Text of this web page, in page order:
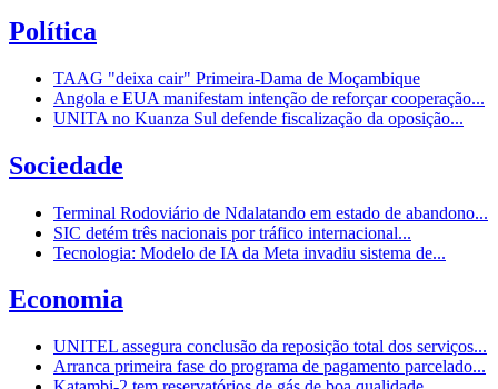
Política
TAAG "deixa cair" Primeira-Dama de Moçambique
Angola e EUA manifestam intenção de reforçar cooperação...
UNITA no Kuanza Sul defende fiscalização da oposição...
Sociedade
Terminal Rodoviário de Ndalatando em estado de abandono...
SIC detém três nacionais por tráfico internacional...
Tecnologia: Modelo de IA da Meta invadiu sistema de...
Economia
UNITEL assegura conclusão da reposição total dos serviços...
Arranca primeira fase do programa de pagamento parcelado...